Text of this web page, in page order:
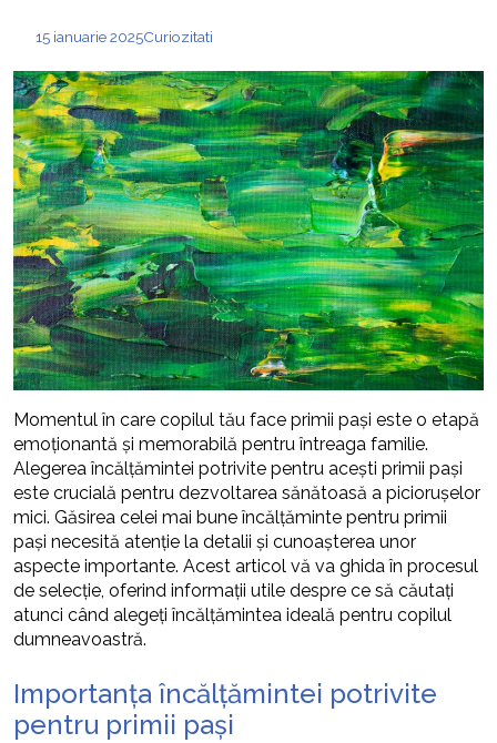
15 ianuarie 2025Curiozitati
Momentul în care copilul tău face primii pași este o etapă
emoționantă și memorabilă pentru întreaga familie.
Alegerea încălțămintei potrivite pentru acești primii pași
este crucială pentru dezvoltarea sănătoasă a piciorușelor
mici. Găsirea celei mai bune încălțăminte pentru primii
pași necesită atenție la detalii și cunoașterea unor
aspecte importante. Acest articol vă va ghida în procesul
de selecție, oferind informații utile despre ce să căutați
atunci când alegeți încălțămintea ideală pentru copilul
dumneavoastră.
Importanța încălțămintei potrivite
pentru primii pași